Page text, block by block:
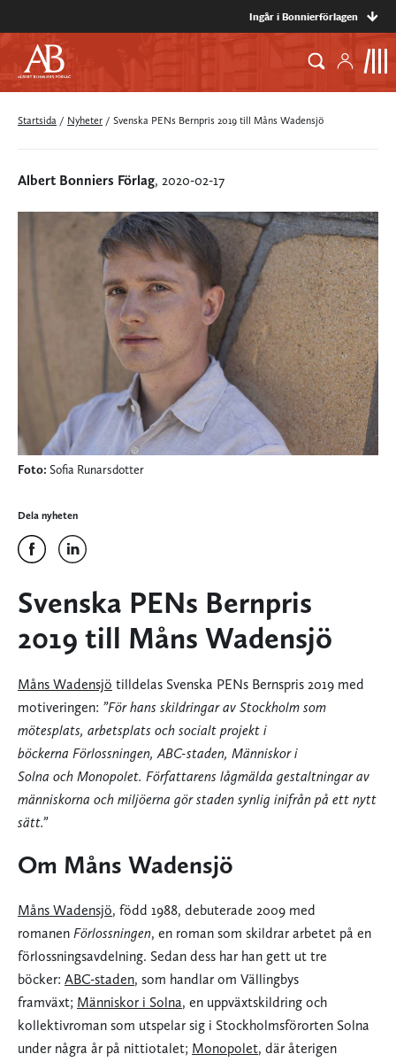
Ingår i Bonnierförlagen
Startsida / Nyheter / Svenska PENs Bernpris 2019 till Måns Wadensjö
Albert Bonniers Förlag, 2020-02-17
Foto: Sofia Runarsdotter
Dela nyheten
Svenska PENs Bernpris
2019 till Måns Wadensjö
Måns Wadensjö tilldelas Svenska PENs Bernspris 2019 med
motiveringen: ”För hans skildringar av Stockholm som
mötesplats, arbetsplats och socialt projekt i
böckerna Förlossningen, ABC-staden, Människor i
Solna och Monopolet. Författarens lågmälda gestaltningar av
människorna och miljöerna gör staden synlig inifrån på ett nytt
sätt.”
Om Måns Wadensjö
Måns Wadensjö, född 1988, debuterade 2009 med
romanen Förlossningen, en roman som skildrar arbetet på en
förlossningsavdelning. Sedan dess har han gett ut tre
böcker: ABC-staden, som handlar om Vällingbys
framväxt; Människor i Solna, en uppväxtskildring och
kollektivroman som utspelar sig i Stockholmsförorten Solna
under några år på nittiotalet; Monopolet, där återigen